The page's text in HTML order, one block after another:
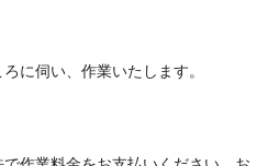
に伺い、作業いたします。